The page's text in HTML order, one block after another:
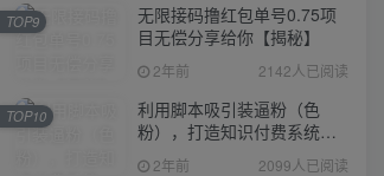
无限接码撸红包单号0.75项
目无偿分享给你【揭秘】
2年前 2142人已阅读
TOP9
利用脚本吸引装逼粉（色
粉），打造知识付费系统，
附388元美女写真项目
2年前 2099人已阅读
TOP10